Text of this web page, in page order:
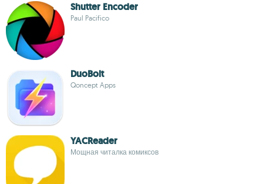
Shutter Encoder
Paul Pacifico
DuoBolt
Qoncept Apps
YACReader
Мощная читалка комиксов